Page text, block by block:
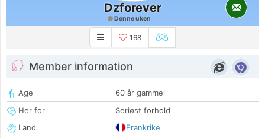
Dzforever
Denne uken
168
Member information
Age
60 år gammel
Her for
Seriøst forhold
Land
Frankrike